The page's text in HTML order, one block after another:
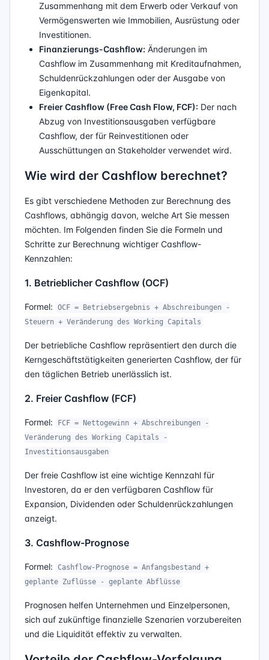
Zusammenhang mit dem Erwerb oder Verkauf von
Vermögenswerten wie Immobilien, Ausrüstung oder
Investitionen.
Finanzierungs-Cashflow: Änderungen im
Cashflow im Zusammenhang mit Kreditaufnahmen,
Schuldenrückzahlungen oder der Ausgabe von
Eigenkapital.
Freier Cashflow (Free Cash Flow, FCF): Der nach
Abzug von Investitionsausgaben verfügbare
Cashflow, der für Reinvestitionen oder
Ausschüttungen an Stakeholder verwendet wird.
Wie wird der Cashflow berechnet?
Es gibt verschiedene Methoden zur Berechnung des
Cashflows, abhängig davon, welche Art Sie messen
möchten. Im Folgenden finden Sie die Formeln und
Schritte zur Berechnung wichtiger Cashflow-
Kennzahlen:
1. Betrieblicher Cashflow (OCF)
Formel:
OCF = Betriebsergebnis + Abschreibungen -
Steuern + Veränderung des Working Capitals
Der betriebliche Cashflow repräsentiert den durch die
Kerngeschäftstätigkeiten generierten Cashflow, der für
den täglichen Betrieb unerlässlich ist.
2. Freier Cashflow (FCF)
Formel:
FCF = Nettogewinn + Abschreibungen -
Veränderung des Working Capitals -
Investitionsausgaben
Der freie Cashflow ist eine wichtige Kennzahl für
Investoren, da er den verfügbaren Cashflow für
Expansion, Dividenden oder Schuldenrückzahlungen
anzeigt.
3. Cashflow-Prognose
Formel:
Cashflow-Prognose = Anfangsbestand +
geplante Zuflüsse - geplante Abflüsse
Prognosen helfen Unternehmen und Einzelpersonen,
sich auf zukünftige finanzielle Szenarien vorzubereiten
und die Liquidität effektiv zu verwalten.